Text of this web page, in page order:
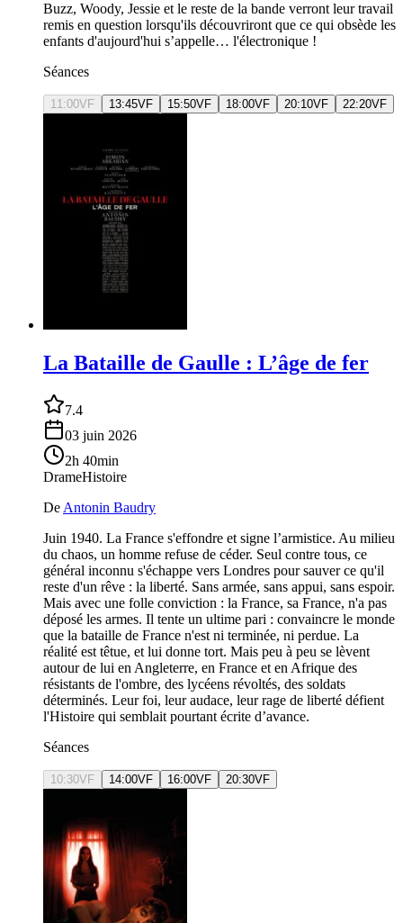
Buzz, Woody, Jessie et le reste de la bande verront leur travail
remis en question lorsqu'ils découvriront que ce qui obsède les
enfants d'aujourd'hui s’appelle… l'électronique !
Séances
11:00VF 13:45VF 15:50VF 18:00VF 20:10VF 22:20VF
La Bataille de Gaulle : L’âge de fer
7.4
03 juin 2026
2h 40min
DrameHistoire
De Antonin Baudry
Juin 1940. La France s'effondre et signe l’armistice. Au milieu
du chaos, un homme refuse de céder. Seul contre tous, ce
général inconnu s'échappe vers Londres pour sauver ce qu'il
reste d'un rêve : la liberté. Sans armée, sans appui, sans espoir.
Mais avec une folle conviction : la France, sa France, n'a pas
déposé les armes. Il tente un ultime pari : convaincre le monde
que la bataille de France n'est ni terminée, ni perdue. La
réalité est têtue, et lui donne tort. Mais peu à peu se lèvent
autour de lui en Angleterre, en France et en Afrique des
résistants de l'ombre, des lycéens révoltés, des soldats
déterminés. Leur foi, leur audace, leur rage de liberté défient
l'Histoire qui semblait pourtant écrite d’avance.
Séances
10:30VF 14:00VF 16:00VF 20:30VF